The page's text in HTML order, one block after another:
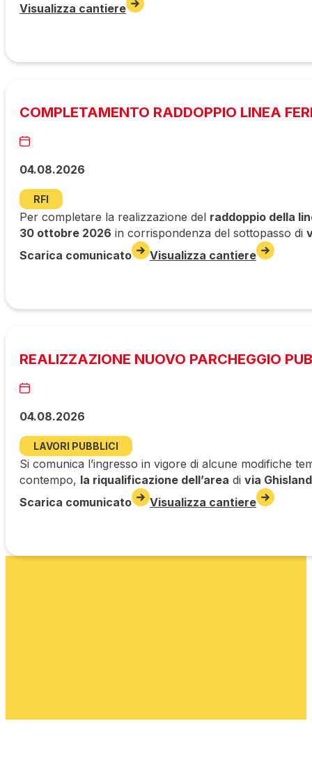
Visualizza cantiere
COMPLETAMENTO RADDOPPIO LINEA
04.08.2026
RFI
Per completare la realizzazione del raddoppio della
30 ottobre 2026 in corrispondenza del sottopasso di
Scarica comunicato
Visualizza cantiere
REALIZZAZIONE NUOVO PARCHEGGIO
04.08.2026
LAVORI PUBBLICI
Si comunica l’ingresso in vigore di alcune modifiche
contempo, la riqualificazione dell’area di via
Scarica comunicato
Visualizza cantiere